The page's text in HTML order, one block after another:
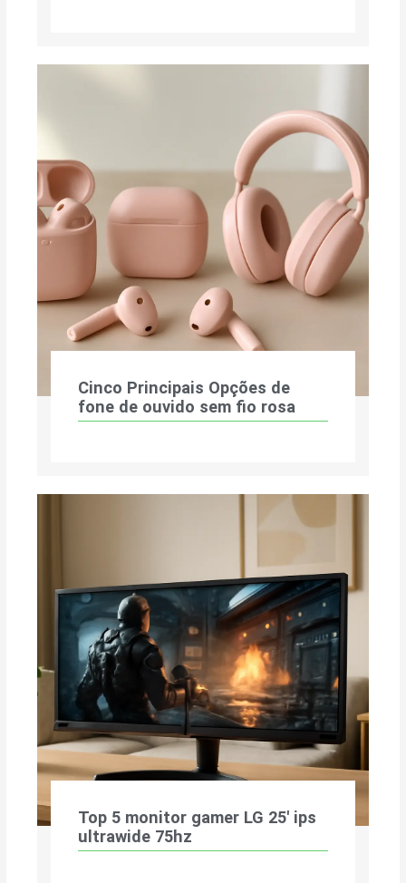
Cinco Principais Opções de
fone de ouvido sem fio rosa
Top 5 monitor gamer LG 25′ ips
ultrawide 75hz